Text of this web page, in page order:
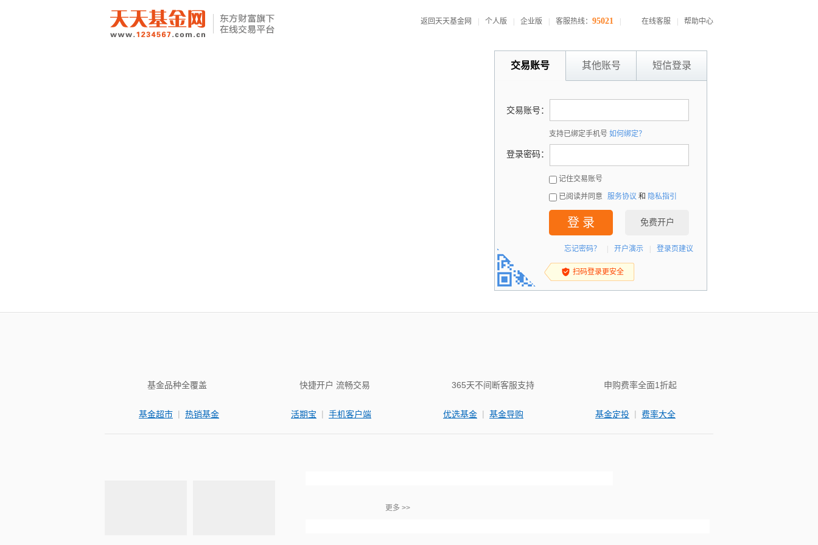
返回天天基金网 个人版 企业版 客服热线： 95021 在线客服 帮助中心
交易账号 其他账号 短信登录
交易账号：
支持已绑定手机号 如何绑定？
登录密码：
记住交易账号
已阅读并同意 服务协议 和 隐私指引
登 录 免费开户
忘记密码？ 开户演示 登录页建议
扫码登录更安全
基金品种全覆盖
基金超市 | 热销基金
快捷开户 流畅交易
活期宝 | 手机客户端
365天不间断客服支持
优选基金 | 基金导购
申购费率全面1折起
基金定投 | 费率大全
更多 >>